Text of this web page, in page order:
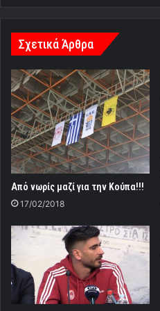
Σχετικά Άρθρα
Από νωρίς μαζί για την Κούπα!!!
17/02/2018